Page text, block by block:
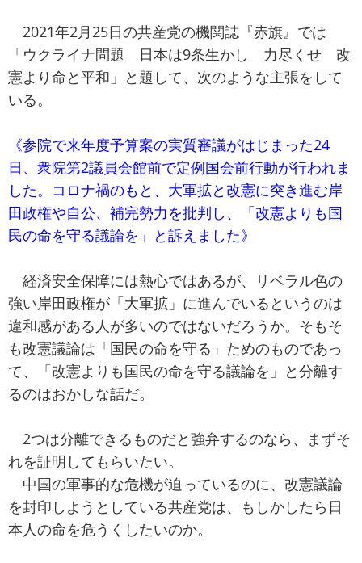
2021年2月25日の共産党の機関誌『赤旗』では
「ウクライナ問題 日本は9条生かし 力尽くせ 改
憲より命と平和」と題して、次のような主張をして
いる。
《参院で来年度予算案の実質審議がはじまった24
日、衆院第2議員会館前で定例国会前行動が行われま
した。コロナ禍のもと、大軍拡と改憲に突き進む岸
田政権や自公、補完勢力を批判し、「改憲よりも国
民の命を守る議論を」と訴えました》
経済安全保障には熱心ではあるが、リベラル色の
強い岸田政権が「大軍拡」に進んでいるというのは
違和感がある人が多いのではないだろうか。そもそ
も改憲議論は「国民の命を守る」ためのものであっ
て、「改憲よりも国民の命を守る議論を」と分離す
るのはおかしな話だ。
2つは分離できるものだと強弁するのなら、まずそ
れを証明してもらいたい。
中国の軍事的な危機が迫っているのに、改憲議論
を封印しようとしている共産党は、もしかしたら日
本人の命を危うくしたいのか。